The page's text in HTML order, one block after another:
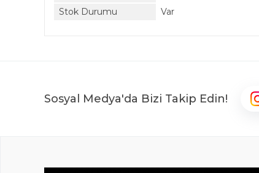
Stok Durumu
Var
Sosyal Medya'da Bizi Takip Edin!